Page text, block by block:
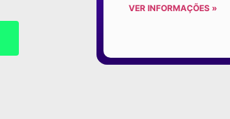
VER INFORMAÇÕES »